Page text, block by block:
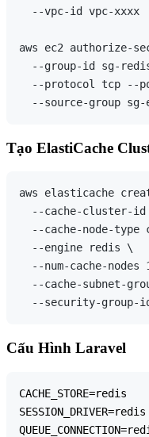
  --vpc-id vpc-xxxx
aws ec2 authorize-
--group-id sg-
--protocol tcp --
Tạo ElastiCache
aws elasticache
--cache-cluster-
--cache-node-type
  --engine redis \
--num-cache-nodes
--cache-subnet-
Cấu Hình Laravel
CACHE_STORE=redis
SESSION_DRIVER=redis